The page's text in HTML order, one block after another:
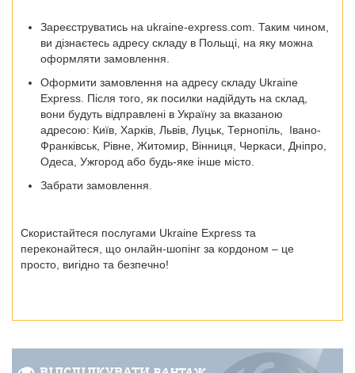
Зареєструватись на ukraine-express.com. Таким чином,
ви дізнаєтесь адресу складу в Польщі, на яку можна
оформляти замовлення.
Оформити замовлення на адресу складу Ukraine
Express. Після того, як посилки надійдуть на склад,
вони будуть відправлені в Україну за вказаною
адресою: Київ, Харків, Львів, Луцьк, Тернопіль, Івано-
Франківськ, Рівне, Житомир, Вінниця, Черкаси, Дніпро,
Одеса, Ужгород або будь-яке інше місто.
Забрати замовлення.
Скористайтеся послугами Ukraine Express та
переконайтеся, що онлайн-шопінг за кордоном – це
просто, вигідно та безпечно!